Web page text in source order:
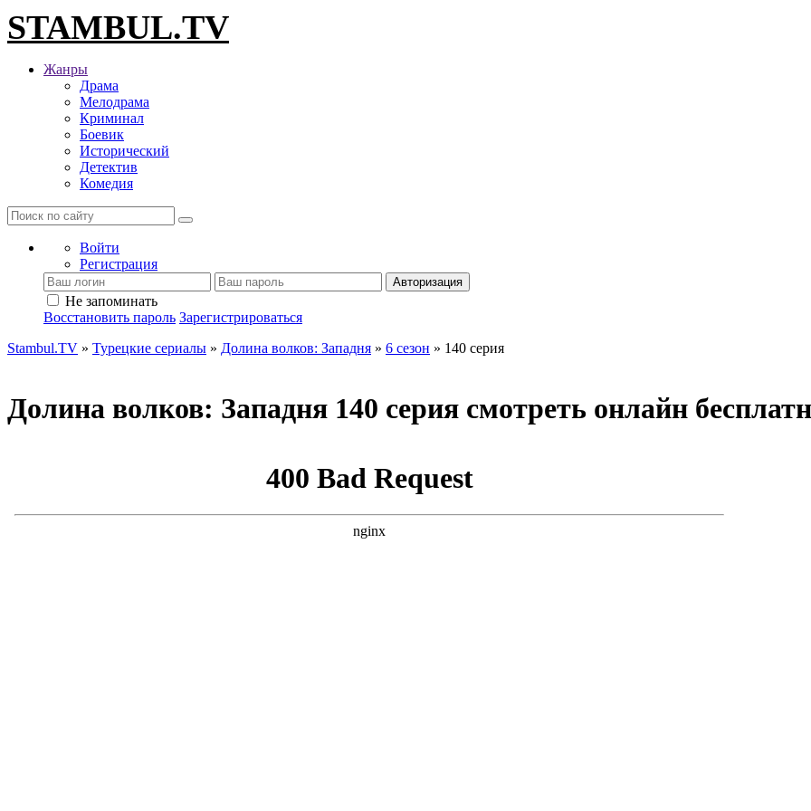
STAMBUL.TV
Жанры
Драма
Мелодрама
Криминал
Боевик
Исторический
Детектив
Комедия
Войти
Регистрация
Авторизация
Не запоминать
Восстановить пароль Зарегистрироваться
Stambul.TV » Турецкие сериалы » Долина волков: Западня » 6 сезон » 140 серия
Долина волков: Западня 140 серия смотреть онлайн